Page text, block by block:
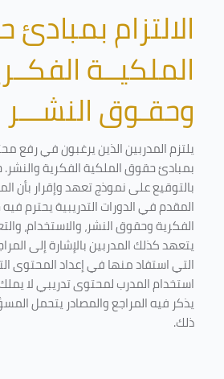
الالتزام
الملكيــة
وحقـوق النشـــر
يلتزم المدربين الذين يرغبون في رفع
بمبادئ حقوق الملكية الفكرية
بالتوقيع على نموذج تعهد وإقرار بأن
المقدم في الدورات التدريبية يحترم
الفكرية وحقوق النشر، والاستخدام،
يتعهد كذلك المدربين بالإشارة إلى
التي استفاد منها في إعداد المحتوى
استخدام المدرب لمحتوى تدريبي لا
يذكر فيه المراجع والمصادر يتحمل
ذلك.